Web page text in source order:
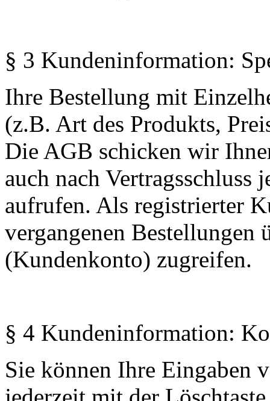
§ 3 Kundeninformation:
Ihre Bestellung mit
(z.B. Art des Produkts,
Die AGB schicken wir
auch nach Vertragsschluss
aufrufen. Als registrierter
vergangenen
(Kundenkonto) zugreifen.
§ 4 Kundeninformation:
Sie können Ihre Eingaben